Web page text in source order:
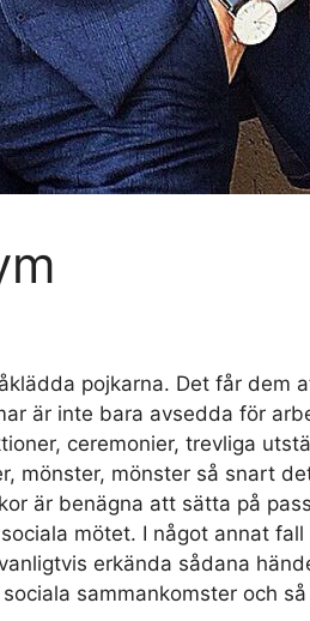
pojkarna. Det får dem
är inte bara avsedda för
ceremonier, trevliga
mönster, mönster så snart
är benägna att sätta på
mötet. I något annat
erkända sådana
sammankomster och